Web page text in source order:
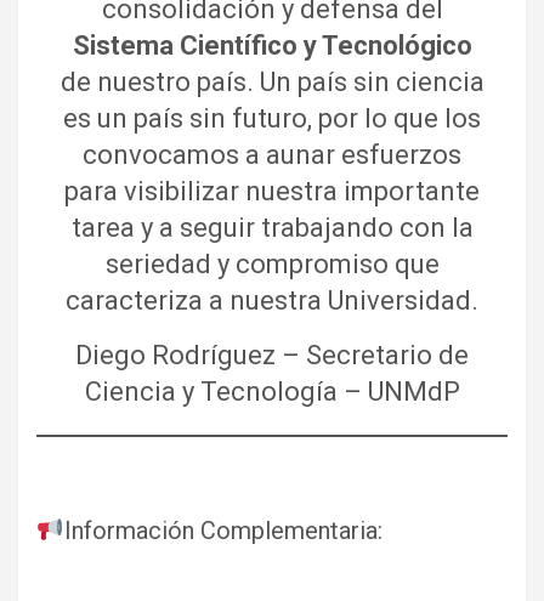
consolidación y defensa del
Sistema Científico y Tecnológico
de nuestro país. Un país sin ciencia
es un país sin futuro, por lo que los
convocamos a aunar esfuerzos
para visibilizar nuestra importante
tarea y a seguir trabajando con la
seriedad y compromiso que
caracteriza a nuestra Universidad.
Diego Rodríguez – Secretario de
Ciencia y Tecnología – UNMdP
Información Complementaria: